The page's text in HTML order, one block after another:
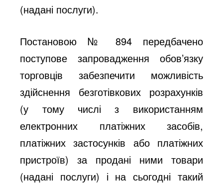
(надані послуги).
Постановою № 894 передбачено
поступове запровадження обов’язку
торговців забезпечити можливість
здійснення безготівкових розрахунків
(у тому числі з використанням
електронних платіжних засобів,
платіжних застосунків або платіжних
пристроїв) за продані ними товари
(надані послуги) і на сьогодні такий